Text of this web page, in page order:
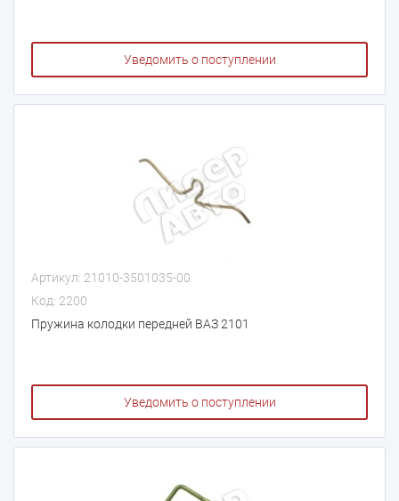
Уведомить о поступлении
Артикул: 21010-3501035-00
Код: 2200
Пружина колодки передней ВАЗ 2101
Уведомить о поступлении